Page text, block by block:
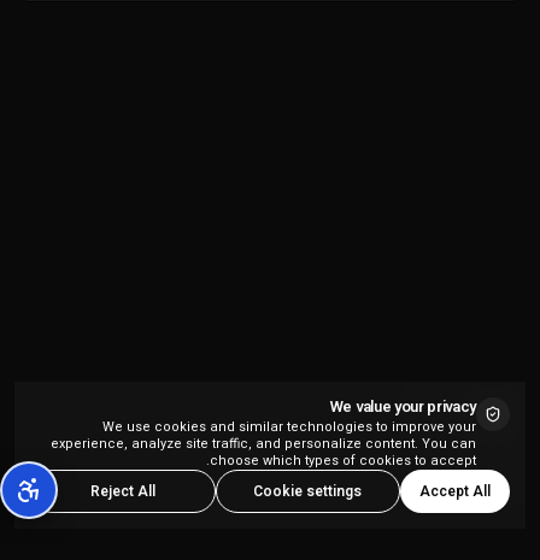
We value your privacy
We use cookies and similar technologies to improve your
experience, analyze site traffic, and personalize content. You can
choose which types of cookies to accept.
Accept All
Cookie settings
Reject All